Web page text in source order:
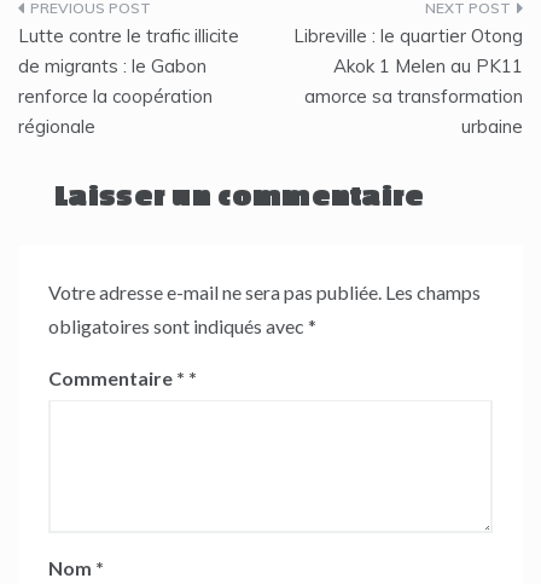
Navigation
de
l’article
Lutte contre le trafic illicite
de migrants : le Gabon
renforce la coopération
régionale
Libreville : le quartier Otong
Akok 1 Melen au PK11
amorce sa transformation
urbaine
Laisser un commentaire
Votre adresse e-mail ne sera pas publiée. Les champs
obligatoires sont indiqués avec *
Commentaire *
Nom *